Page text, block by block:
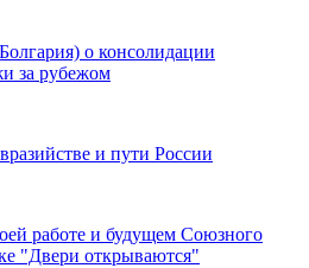
о консолидации
за рубежом
и пути России
работе и будущем Союзного
"Двери открываются"